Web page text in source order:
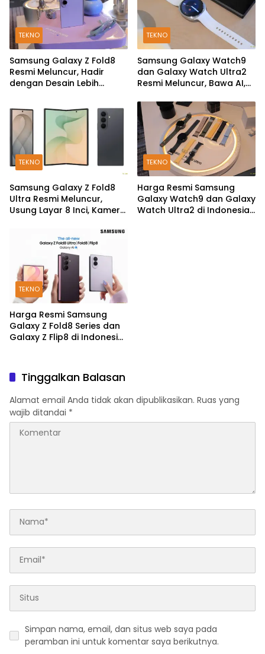
TEKNO
Samsung Galaxy Z Fold8
Resmi Meluncur, Hadir
dengan Desain Lebih
TEKNO
Samsung Galaxy Watch9
dan Galaxy Watch Ultra2
Resmi Meluncur, Bawa AI,
dan Fitur Kesehatan Baru
TEKNO
Samsung Galaxy Z Fold8
Ultra Resmi Meluncur,
Usung Layar 8 Inci, Kamera
TEKNO
Harga Resmi Samsung
Galaxy Watch9 dan Galaxy
Watch Ultra2 di Indonesia,
TEKNO
Harga Resmi Samsung
Galaxy Z Fold8 Series dan
Galaxy Z Flip8 di Indonesia,
Tinggalkan Balasan
Alamat email Anda tidak akan dipublikasikan. Ruas yang
wajib ditandai *
Simpan nama, email, dan situs web saya pada
peramban ini untuk komentar saya berikutnya.